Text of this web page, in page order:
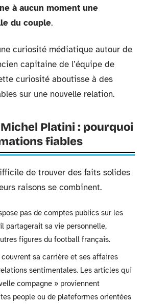
à aucun moment une
du couple.
curiosité médiatique autour de
capitaine de l’équipe de
curiosité aboutisse à des
sur une nouvelle relation.
Platini : pourquoi
fiables
de trouver des faits solides
raisons se combinent.
pas de comptes publics sur les
partagerait sa vie personnelle,
figures du football français.
sa carrière et ses affaires
sentimentales. Les articles qui
compagne » proviennent
people ou de plateformes orientées